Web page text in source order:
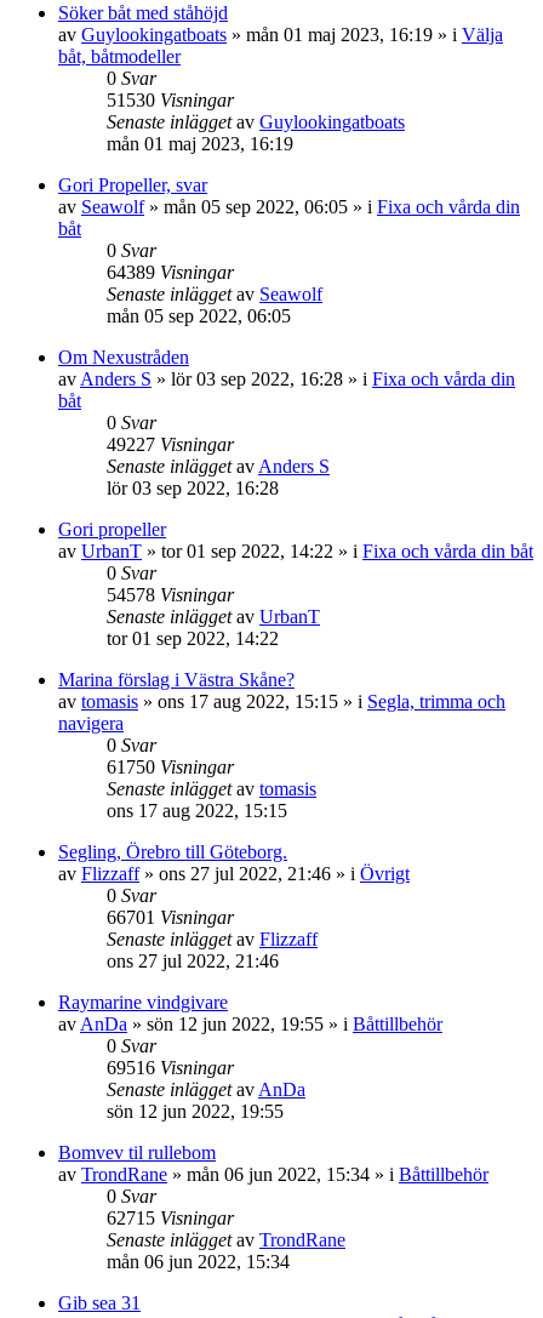
Söker båt med ståhöjd
av Guylookingatboats » mån 01 maj 2023, 16:19 » i Välja
båt, båtmodeller
0 Svar
51530 Visningar
Senaste inläggetav Guylookingatboats
mån 01 maj 2023, 16:19
Gori Propeller, svar
av Seawolf» mån 05 sep 2022, 06:05 » i Fixa och vårda din
båt
0 Svar
64389 Visningar
Senaste inläggetav Seawolf
mån 05 sep 2022, 06:05
Om Nexustråden
av Anders S » lör 03 sep 2022, 16:28 » i Fixa och vårda din
båt
0 Svar
49227 Visningar
Senaste inläggetav Anders S
lör 03 sep 2022, 16:28
Gori propeller
av UrbanT » tor 01 sep 2022, 14:22 » i Fixa och vårda din båt
0 Svar
54578 Visningar
Senaste inläggetav UrbanT
tor 01 sep 2022, 14:22
Marina förslag i Västra Skåne?
av tomasis » ons 17 aug 2022, 15:15 » i Segla, trimma och
navigera
0 Svar
61750 Visningar
Senaste inläggetav tomasis
ons 17 aug 2022, 15:15
Segling, Örebro till Göteborg.
av Flizzaff» ons 27 jul 2022, 21:46 » i Övrigt
0 Svar
66701 Visningar
Senaste inläggetav Flizzaff
ons 27 jul 2022, 21:46
Raymarine vindgivare
av AnDa » sön 12 jun 2022, 19:55 » i Båttillbehör
0 Svar
69516 Visningar
Senaste inläggetav AnDa
sön 12 jun 2022, 19:55
Bomvev til rullebom
av TrondRane » mån 06 jun 2022, 15:34 » i Båttillbehör
0 Svar
62715 Visningar
Senaste inläggetav TrondRane
mån 06 jun 2022, 15:34
Gib sea 31